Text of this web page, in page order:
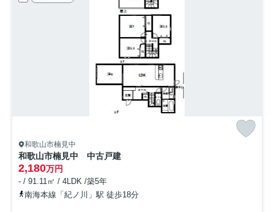
和歌山市楠見中
和歌山市楠見中 中古戸建
2,180万円
- / 91.11㎡ / 4LDK /築5年
南海本線「紀ノ川」駅 徒歩18分